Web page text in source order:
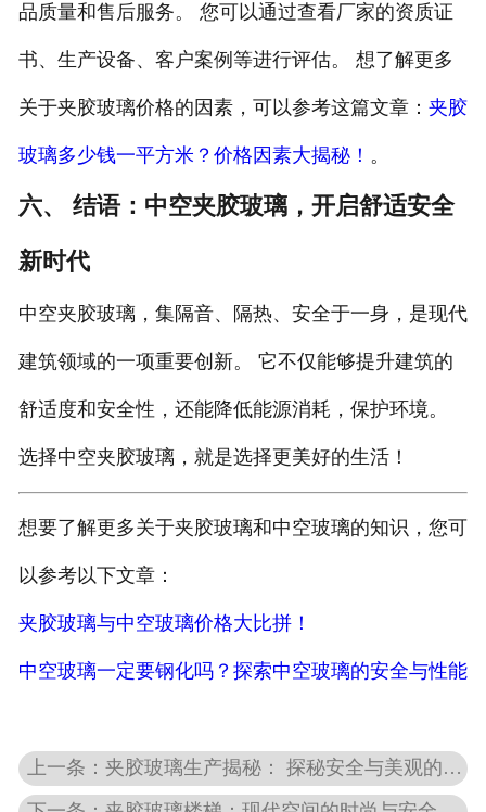
品质量和售后服务。 您可以通过查看厂家的资质证
书、生产设备、客户案例等进行评估。 想了解更多
关于夹胶玻璃价格的因素，可以参考这篇文章： 夹胶
玻璃多少钱一平方米？价格因素大揭秘！ 。
六、 结语：中空夹胶玻璃，开启舒适安全
新时代
中空夹胶玻璃，集隔音、隔热、安全于一身，是现代
建筑领域的一项重要创新。 它不仅能够提升建筑的
舒适度和安全性，还能降低能源消耗，保护环境。
选择中空夹胶玻璃，就是选择更美好的生活！
想要了解更多关于夹胶玻璃和中空玻璃的知识，您可
以参考以下文章：
夹胶玻璃与中空玻璃价格大比拼！
中空玻璃一定要钢化吗？探索中空玻璃的安全与性能
上一条：夹胶玻璃生产揭秘： 探秘安全与美观的诞生之旅